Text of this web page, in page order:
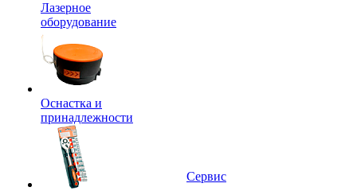
Лазерное
оборудование
Оснастка и
принадлежности
Сервис